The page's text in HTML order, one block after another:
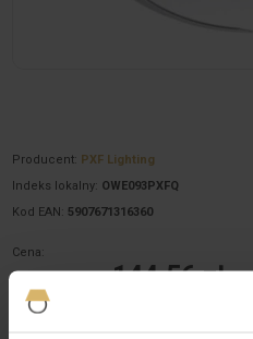
Producent: PXF Lighting
Indeks lokalny: OWE093PXFQ
Kod EAN: 5907671316360
Cena:
144,56 zł